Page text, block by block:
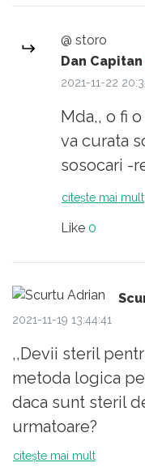
pauza de Catu ,
selectie
investit pt a-i
Daca ei vor, lasa-
@ storo
Dan Capitan
2021-11-22
Mda,, o fi
va curata
sosocari -
citește mai mult
Like 0
2021-11-19 13:44:41
,,Devii steril
metoda logica
daca sunt steril
urmatoare?
citește mai mult